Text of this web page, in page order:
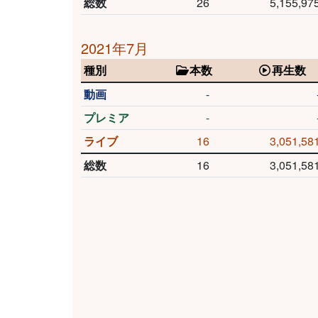
2021年7月
種別 本数
再生数
動画
-
プレミア
-
ライブ
16
3,051,581
総数
16 3,051,581